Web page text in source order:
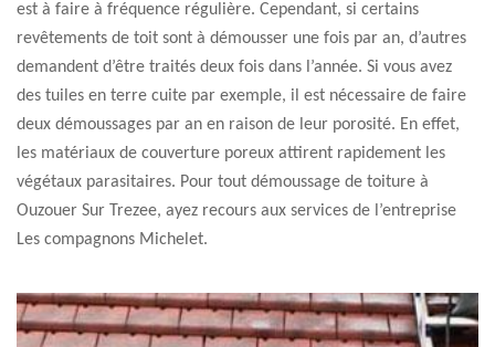
est à faire à fréquence régulière. Cependant, si certains
revêtements de toit sont à démousser une fois par an, d’autres
demandent d’être traités deux fois dans l’année. Si vous avez
des tuiles en terre cuite par exemple, il est nécessaire de faire
deux démoussages par an en raison de leur porosité. En effet,
les matériaux de couverture poreux attirent rapidement les
végétaux parasitaires. Pour tout démoussage de toiture à
Ouzouer Sur Trezee, ayez recours aux services de l’entreprise
Les compagnons Michelet.